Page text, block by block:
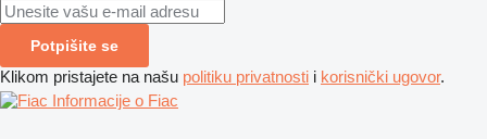
Potpišite se
Klikom pristajete na našu politiku privatnosti i korisnički ugovor.
Informacije o Fiac